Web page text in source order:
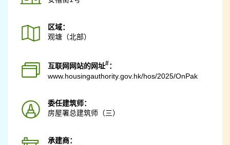
区域：
观塘（北部）
互联网网站的网址#：
www.housingauthority.gov.hk/hos/2025/OnPak
委任建筑师：
房屋署总建筑师（三）
承建商：